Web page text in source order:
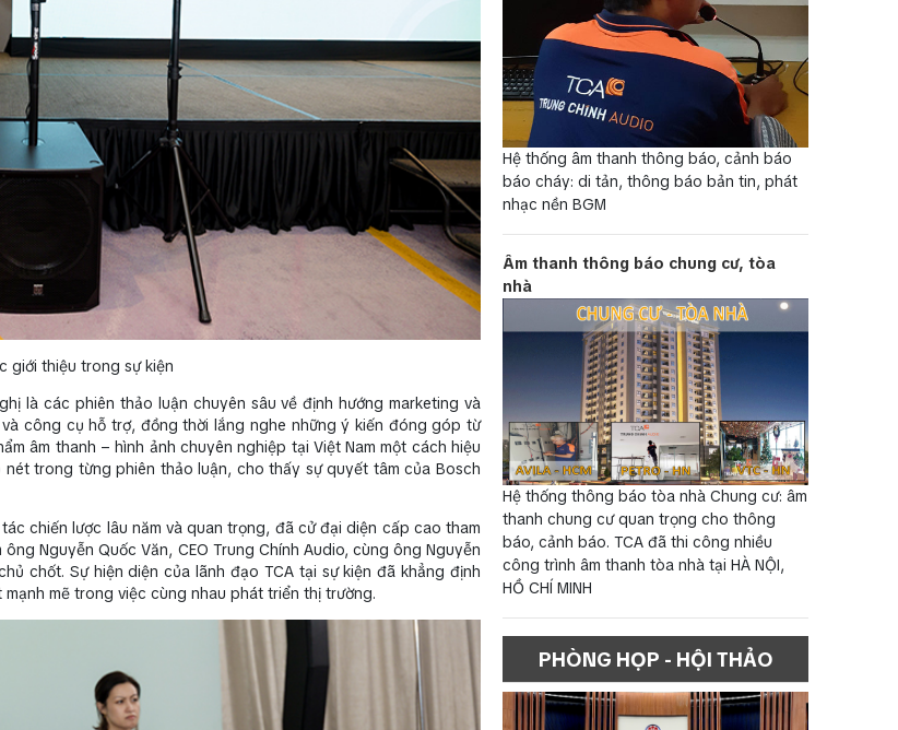
giới thiệu trong sự kiện
là các phiên thảo luận chuyên sâu về định hướng marketing và
công cụ hỗ trợ, đồng thời lắng nghe những ý kiến đóng góp từ
âm thanh – hình ảnh chuyên nghiệp tại Việt Nam một cách hiệu
trong từng phiên thảo luận, cho thấy sự quyết tâm của Bosch
chiến lược lâu năm và quan trọng, đã cử đại diện cấp cao tham
Nguyễn Quốc Văn, CEO Trung Chính Audio, cùng ông Nguyễn
chốt. Sự hiện diện của lãnh đạo TCA tại sự kiện đã khẳng định
mẽ trong việc cùng nhau phát triển thị trường.
Hệ thống âm thanh thông báo, cảnh báo
báo cháy: di tản, thông báo bản tin, phát
nhạc nền BGM
Âm thanh thông báo chung cư, tòa
nhà
Hệ thống thông báo tòa nhà Chung cư: âm
thanh chung cư quan trọng cho thông
báo, cảnh báo. TCA đã thi công nhiều
công trình âm thanh tòa nhà tại HÀ NỘI,
HỒ CHÍ MINH
PHÒNG HỌP - HỘI THẢO